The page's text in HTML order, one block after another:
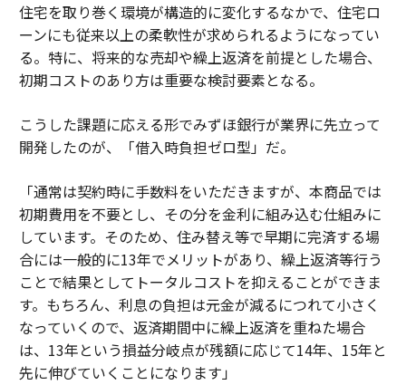
住宅を取り巻く環境が構造的に変化するなかで、住宅ロ
ーンにも従来以上の柔軟性が求められるようになってい
る。特に、将来的な売却や繰上返済を前提とした場合、
初期コストのあり方は重要な検討要素となる。
こうした課題に応える形でみずほ銀行が業界に先立って
開発したのが、「借入時負担ゼロ型」だ。
「通常は契約時に手数料をいただきますが、本商品では
初期費用を不要とし、その分を金利に組み込む仕組みに
しています。そのため、住み替え等で早期に完済する場
合には一般的に13年でメリットがあり、繰上返済等行う
ことで結果としてトータルコストを抑えることができま
す。もちろん、利息の負担は元金が減るにつれて小さく
なっていくので、返済期間中に繰上返済を重ねた場合
は、13年という損益分岐点が残額に応じて14年、15年と
先に伸びていくことになります」